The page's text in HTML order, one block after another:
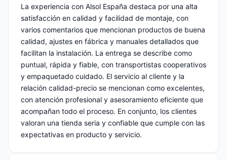
La experiencia con Alsol España destaca por una alta
satisfacción en calidad y facilidad de montaje, con
varios comentarios que mencionan productos de buena
calidad, ajustes en fábrica y manuales detallados que
facilitan la instalación. La entrega se describe como
puntual, rápida y fiable, con transportistas cooperativos
y empaquetado cuidado. El servicio al cliente y la
relación calidad-precio se mencionan como excelentes,
con atención profesional y asesoramiento eficiente que
acompañan todo el proceso. En conjunto, los clientes
valoran una tienda seria y confiable que cumple con las
expectativas en producto y servicio.